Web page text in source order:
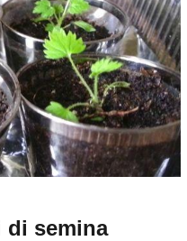
di semina